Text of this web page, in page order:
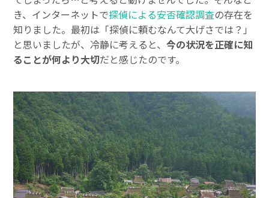
き、インターネットで探偵による安否確認調査の存在を
知りました。最初は「探偵に頼むなんて大げさでは？」
と思いましたが、冷静に考えると、今の状況を正確に知
ることが何より大切だと感じたのです。